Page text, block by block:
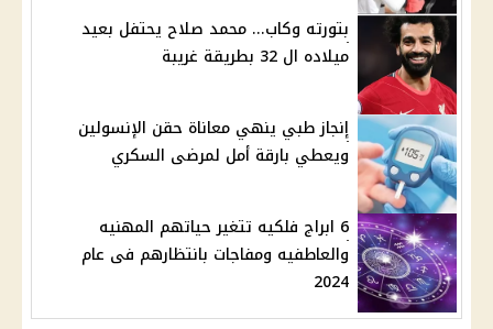
بتورته وكاب... محمد صلاح يحتفل بعيد
ميلاده ال 32 بطريقة غريبة
إنجاز طبي ينهي معاناة حقن الإنسولين
ويعطي بارقة أمل لمرضى السكري
6 ابراج فلكيه تتغير حياتهم المهنيه
والعاطفيه ومفاجات بانتظارهم فى عام
2024